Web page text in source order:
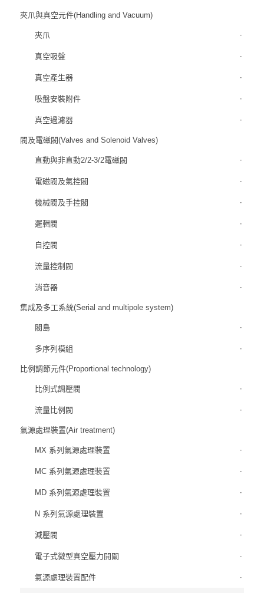
夾爪與真空元件(Handling and Vacuum)
夾爪
真空吸盤
真空產生器
吸盤安裝附件
真空過濾器
閥及電磁閥(Valves and Solenoid Valves)
直動與非直動2/2-3/2電磁閥
電磁閥及氣控閥
機械閥及手控閥
邏輯閥
自控閥
流量控制閥
消音器
集成及多工系統(Serial and multipole system)
閥島
多序列模組
比例調節元件(Proportional technology)
比例式調壓閥
流量比例閥
氣源處理裝置(Air treatment)
MX 系列氣源處理裝置
MC 系列氣源處理裝置
MD 系列氣源處理裝置
N 系列氣源處理裝置
減壓閥
電子式微型真空壓力開關
氣源處理裝置配件